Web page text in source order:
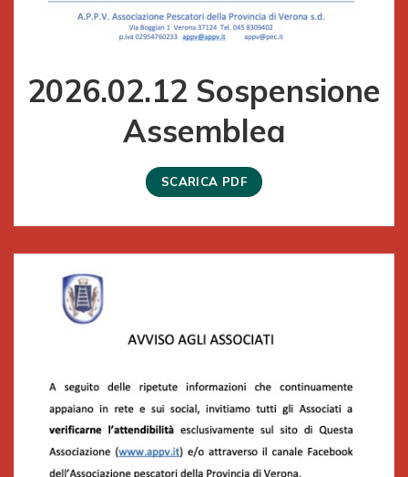
2026.02.12 Sospensione
Assemblea
SCARICA PDF